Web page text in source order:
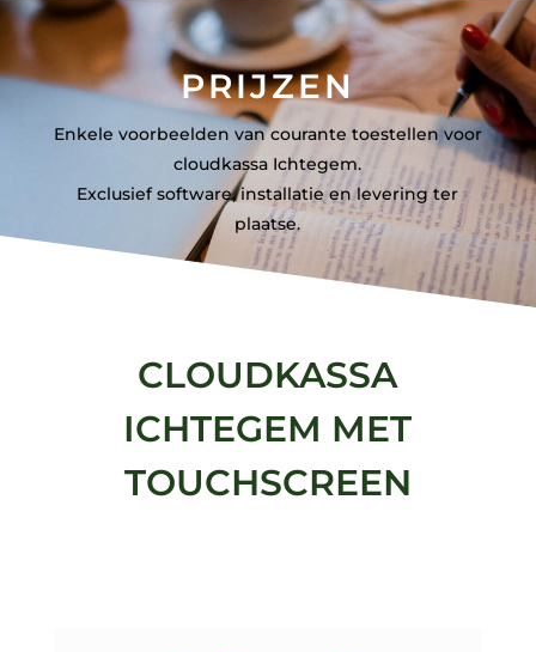
PRIJZEN
Enkele voorbeelden van courante toestellen voor
cloudkassa Ichtegem.
Exclusief software, installatie en levering ter
plaatse.
CLOUDKASSA
ICHTEGEM MET
TOUCHSCREEN